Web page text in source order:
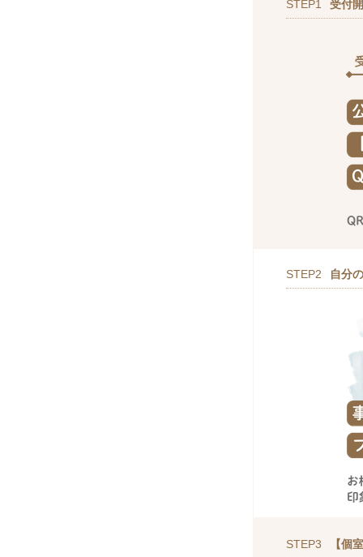
STEP1 受付
STEP2 自分
STEP3 【個